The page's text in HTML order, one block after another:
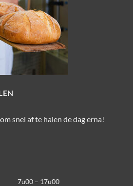
snel af te halen de dag erna!
7u00 – 17u00